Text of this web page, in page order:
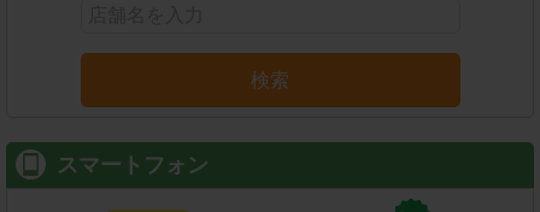
検索
スマートフォン